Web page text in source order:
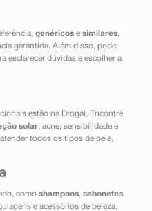
genéricose similares,
garantida. Além disso, pode
esclarecer dúvidas e escolher a
estão na Drogal. Encontre
solar, acne, sensibilidade e
todos os tipos de pele,
como shampoos, sabonetes,
e acessórios de beleza.